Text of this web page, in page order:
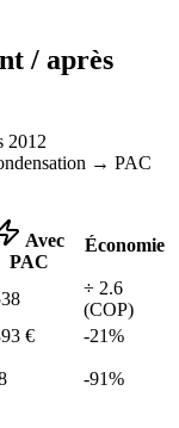
/ après
2012
→ PAC
Avec
PAC
Économie
÷ 2.6
(COP)
€ -21%
-91%